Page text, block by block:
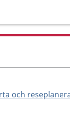
och